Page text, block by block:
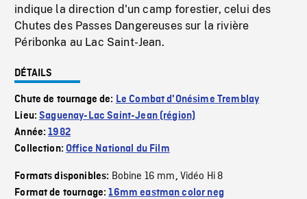
indique la direction d'un camp forestier, celui des
Chutes des Passes Dangereuses sur la rivière
Péribonka au Lac Saint-Jean.
DÉTAILS
Chute de tournage de: Le Combat d'Onésime Tremblay
Lieu:Saguenay-Lac Saint-Jean (région)
Année:1982
Collection:Office National du Film
Formats disponibles: Bobine 16 mm, Vidéo Hi 8
Format de tournage:16mm eastman color neg